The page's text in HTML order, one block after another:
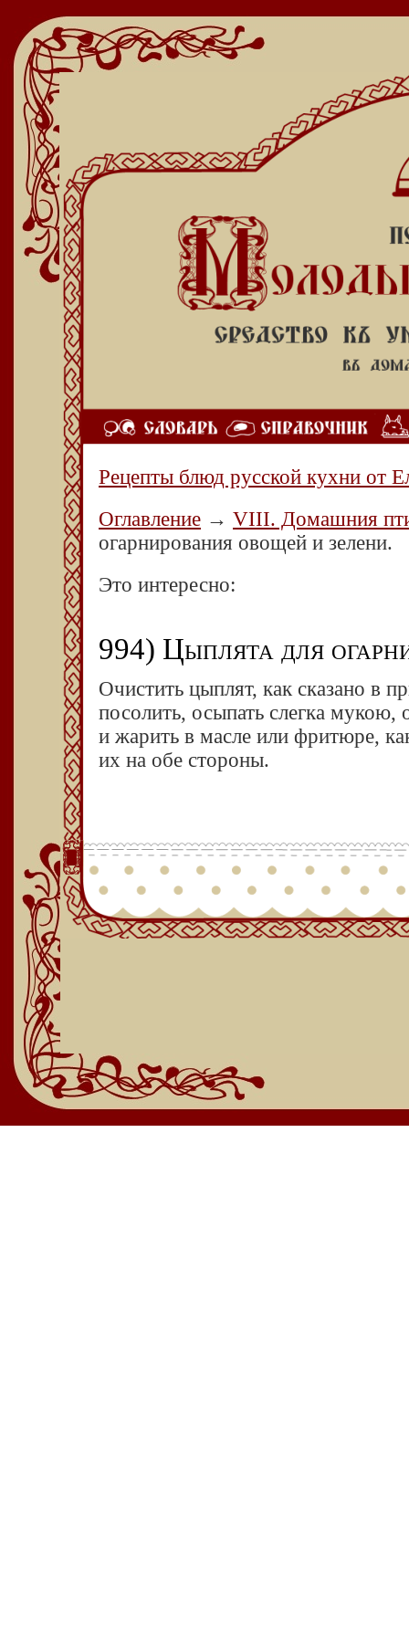
Рецепты блюд русской кухни от
Оглавление → VIII. Домашния
огарнирования овощей и зелени.
Это интересно:
994) Цыплята для
Очистить цыплят, как сказано в
посолить, осыпать слегка
и жарить в масле или фритюре,
их на обе стороны.